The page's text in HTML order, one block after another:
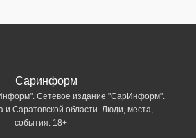
Сетевое издание "СарИнформ".
и Саратовской области. Люди, места,
события. 18+